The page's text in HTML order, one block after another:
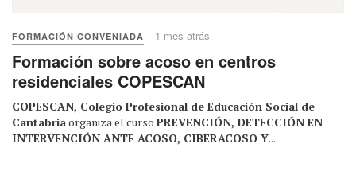
FORMACIÓN CONVENIADA 1 mes atrás
Formación sobre acoso en centros
residenciales COPESCAN
COPESCAN, Colegio Profesional de Educación Social de
Cantabriaorganiza el curso PREVENCIÓN, DETECCIÓN EN
INTERVENCIÓN ANTE ACOSO, CIBERACOSO Y...